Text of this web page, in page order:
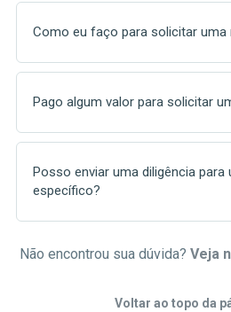
Como eu faço para solicitar uma
Pago algum valor para solicitar
Posso enviar uma diligência para
específico?
Não encontrou sua dúvida? Veja
Voltar ao topo da